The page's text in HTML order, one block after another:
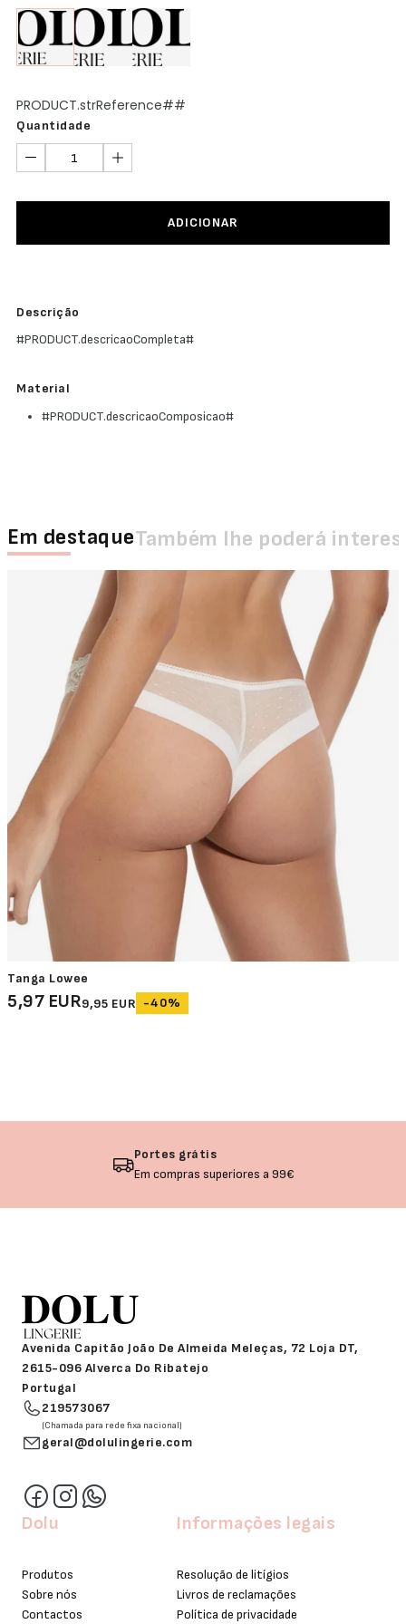
PRODUCT.strReference##
Quantidade
ADICIONAR
Descrição
#PRODUCT.descricaoCompleta#
Material
#PRODUCT.descricaoComposicao#
Em destaqueTambém lhe poderá
Tanga Lowee
5,97 EUR9,95 EUR -40%
Portes grátis
Em compras superiores a 99€
Avenida Capitão João De Almeida Meleças, 72 Loja DT,
2615-096 Alverca Do Ribatejo
Portugal
219573067
(Chamada para rede fixa nacional)
geral@dolulingerie.com
Dolu
Produtos
Sobre nós
Contactos
Informações legais
Resolução de litígios
Livros de reclamações
Política de privacidade